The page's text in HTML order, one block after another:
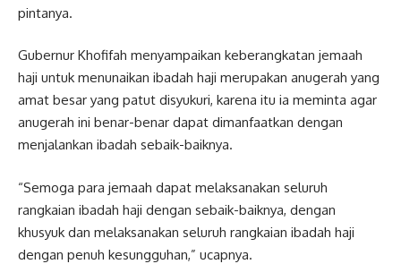
pintanya.
Gubernur Khofifah menyampaikan keberangkatan jemaah
haji untuk menunaikan ibadah haji merupakan anugerah yang
amat besar yang patut disyukuri, karena itu ia meminta agar
anugerah ini benar-benar dapat dimanfaatkan dengan
menjalankan ibadah sebaik-baiknya.
“Semoga para jemaah dapat melaksanakan seluruh
rangkaian ibadah haji dengan sebaik-baiknya, dengan
khusyuk dan melaksanakan seluruh rangkaian ibadah haji
dengan penuh kesungguhan,” ucapnya.